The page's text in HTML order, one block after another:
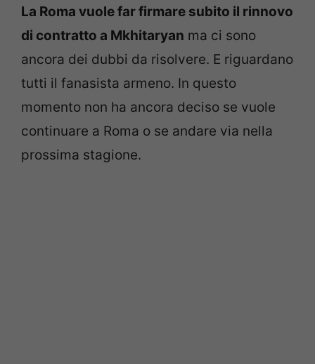
La Roma vuole far firmare subito il rinnovo
di contratto a Mkhitaryan ma ci sono
ancora dei dubbi da risolvere. E riguardano
tutti il fanasista armeno. In questo
momento non ha ancora deciso se vuole
continuare a Roma o se andare via nella
prossima stagione.